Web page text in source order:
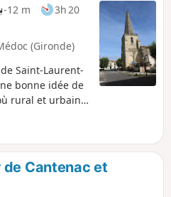
-12 m
3h 20
(Gironde)
Saint-Laurent-
bonne idée de
rural et urbain
la
végétales.
animaux
etc).
Cantenac et